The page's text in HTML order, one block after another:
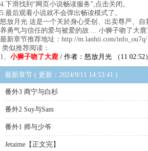
4.下滑找到“网页小说畅读服务”,点击关闭。
5.最后观看小说就不会弹出畅读模式了。
怒放月光 这是一个关於身心受创、出卖尊严、
养勇气与信任的爱与被爱的故 ... 小狮子吻了大
最新章节推荐地址：http://m.lanhii.com/info_ou7q/
类似推荐阅读：
1、 小狮子吻了大鹿/ 作者：怒放月光 （11 02:52）
最新章节 ( 更新：2024/9/11 14:53:41 )
番外3 商宁与白杉
番外2 Suy与Sam
番外1 师与少爷
Jetaime【正文完】